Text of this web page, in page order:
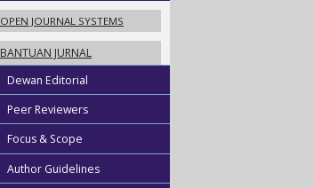
OPEN JOURNAL SYSTEMS
BANTUAN JURNAL
Dewan Editorial
Peer Reviewers
Focus & Scope
Author Guidelines